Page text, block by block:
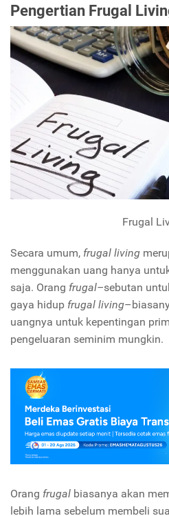
Pengertian Frugal
Frugal
Secara umum, frugal living
menggunakan uang hanya
saja. Orang frugal–sebutan
gaya hidup frugal living
uangnya untuk kepentingan
pengeluaran seminim mungkin.
Orang frugal biasanya akan
lebih lama sebelum membeli